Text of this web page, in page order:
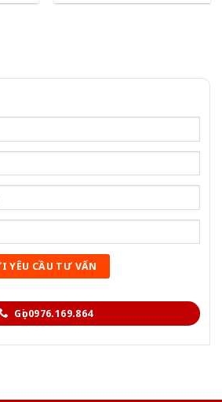
Gọi 0976.169.864